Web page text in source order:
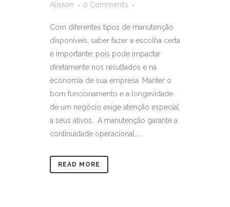
Alisson
0 Comments
Com diferentes tipos de manutenção
disponíveis, saber fazer a escolha certa
é importante, pois pode impactar
diretamente nos resultados e na
economia de sua empresa. Manter o
bom funcionamento e a longevidade
de um negócio exige atenção especial
a seus ativos. A manutenção garante a
continuidade operacional,...
READ MORE